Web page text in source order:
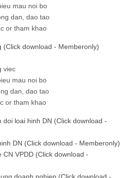
mau noi bo
dan, dao tao
or tham khao
(Click download - Memberonly)
viec
mau noi bo
dan, dao tao
or tham khao
doi loai hinh DN (Click download -
DN (Click download - Memberonly)
CN VPDD (Click download -